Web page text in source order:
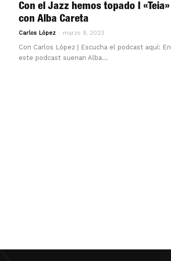
Con el Jazz hemos topado I «Teia»
con Alba Careta
Carlos López - marzo 9, 2023
Con Carlos López | Escucha el podcast aquí: En
este podcast suenan Alba...